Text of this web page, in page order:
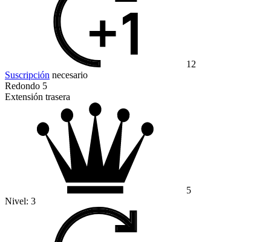
12
Suscripción necesario
Redondo 5
Extensión trasera
5
Nivel: 3